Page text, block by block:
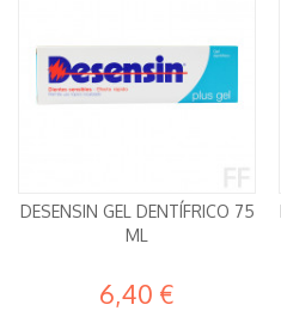
DESENSIN GEL DENTÍFRICO 75
ML
6,40 €